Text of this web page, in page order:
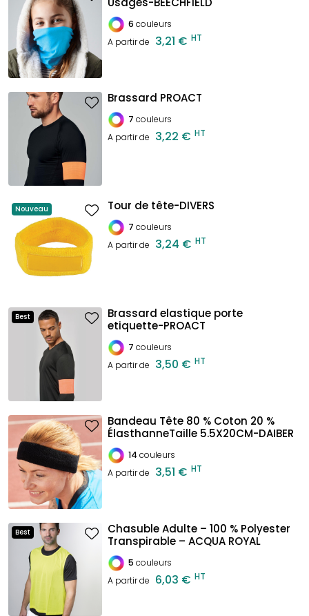
6 couleurs
A partir de 3,21 € HT
Brassard PROACT
7 couleurs
A partir de 3,22 € HT
Nouveau Tour de tête-DIVERS
7 couleurs
A partir de 3,24 € HT
Best
Brassard elastique porte
etiquette-PROACT
7 couleurs
A partir de 3,50 € HT
Bandeau Tête 80 % Coton 20 %
ÉlasthanneTaille 5.5X20CM-DAIBER
14 couleurs
A partir de 3,51 € HT
Best
Chasuble Adulte – 100 % Polyester
Transpirable – ACQUA ROYAL
5 couleurs
A partir de 6,03 € HT